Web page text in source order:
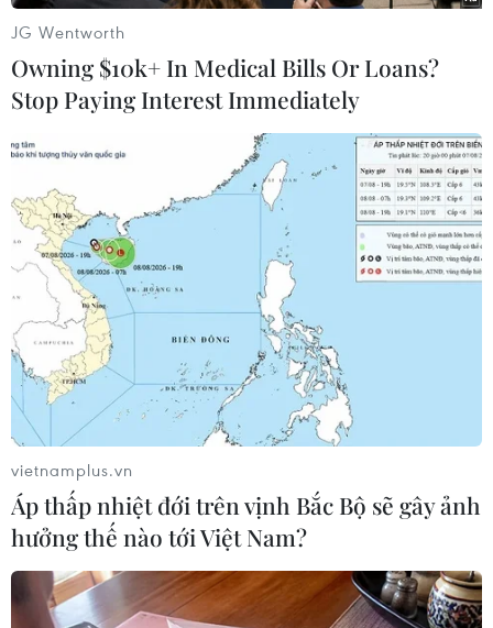
nhằm khống chế nợ công mới tại Đức ở mức
0,35% Tổng sản phẩm quốc nội (GDP). Biện
pháp này được miễn thực thi từ 2020-2022 để
đối phó với đại dịch COVID-19 và cuộc khủng
hoảng năng lượng và dự kiến được áp dụng trở
lại từ năm 2023.
Việc phải tiếp tục trì hoãn áp dụng trở lại quy
định trần nợ công có thể là "liều thuốc đắng"
dành cho liên minh cầm quyền giữa các đảng
Dân chủ xã hội (SPD), đảng Xanh và đảng Dân
chủ tự do (FDP) từng cam kết áp dụng trở lại
biện pháp trong năm 2023.
Ông Lindner cho biết trước mắt sẽ đưa ra ngân
sách mới cho năm 2023 vào tuần tới để tháo gỡ
bế tắc hiện nay trước khi tiếp tục bàn về ngân
sách cho các năm tiếp theo.
JG Wentworth
Owning $10k+ In Medical Bills Or Loans?
Stop Paying Interest Immediately
vietnamplus.vn
Áp thấp nhiệt đới trên vịnh Bắc Bộ sẽ gây ảnh
hưởng thế nào tới Việt Nam?